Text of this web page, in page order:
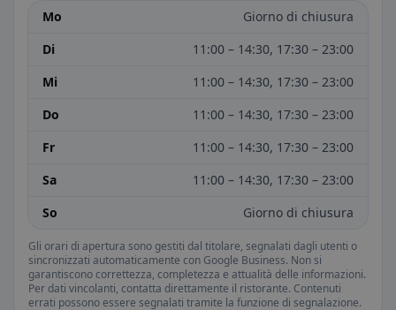
Mo
Giorno di chiusura
Di
11:00 – 14:30, 17:30 – 23:00
Mi
11:00 – 14:30, 17:30 – 23:00
Do
11:00 – 14:30, 17:30 – 23:00
Fr
11:00 – 14:30, 17:30 – 23:00
Sa
11:00 – 14:30, 17:30 – 23:00
So
Giorno di chiusura
Gli orari di apertura sono gestiti dal titolare, segnalati dagli utenti o
sincronizzati automaticamente con Google Business. Non si
garantiscono correttezza, completezza e attualità delle informazioni.
Per dati vincolanti, contatta direttamente il ristorante. Contenuti
errati possono essere segnalati tramite la funzione di segnalazione.